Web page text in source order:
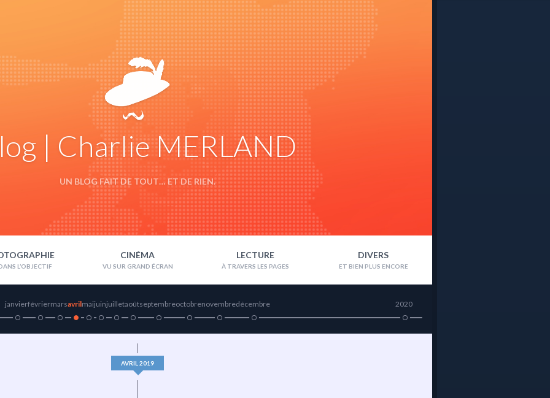
| Charlie MERLAND
UN BLOG FAIT DE TOUT… ET DE RIEN.
CINÉMA LECTURE DIVERS
janvierfévriermarsavrilmaijuinjuilletaoûtseptembreoctobrenovembredécembre 2020
AVRIL 2019